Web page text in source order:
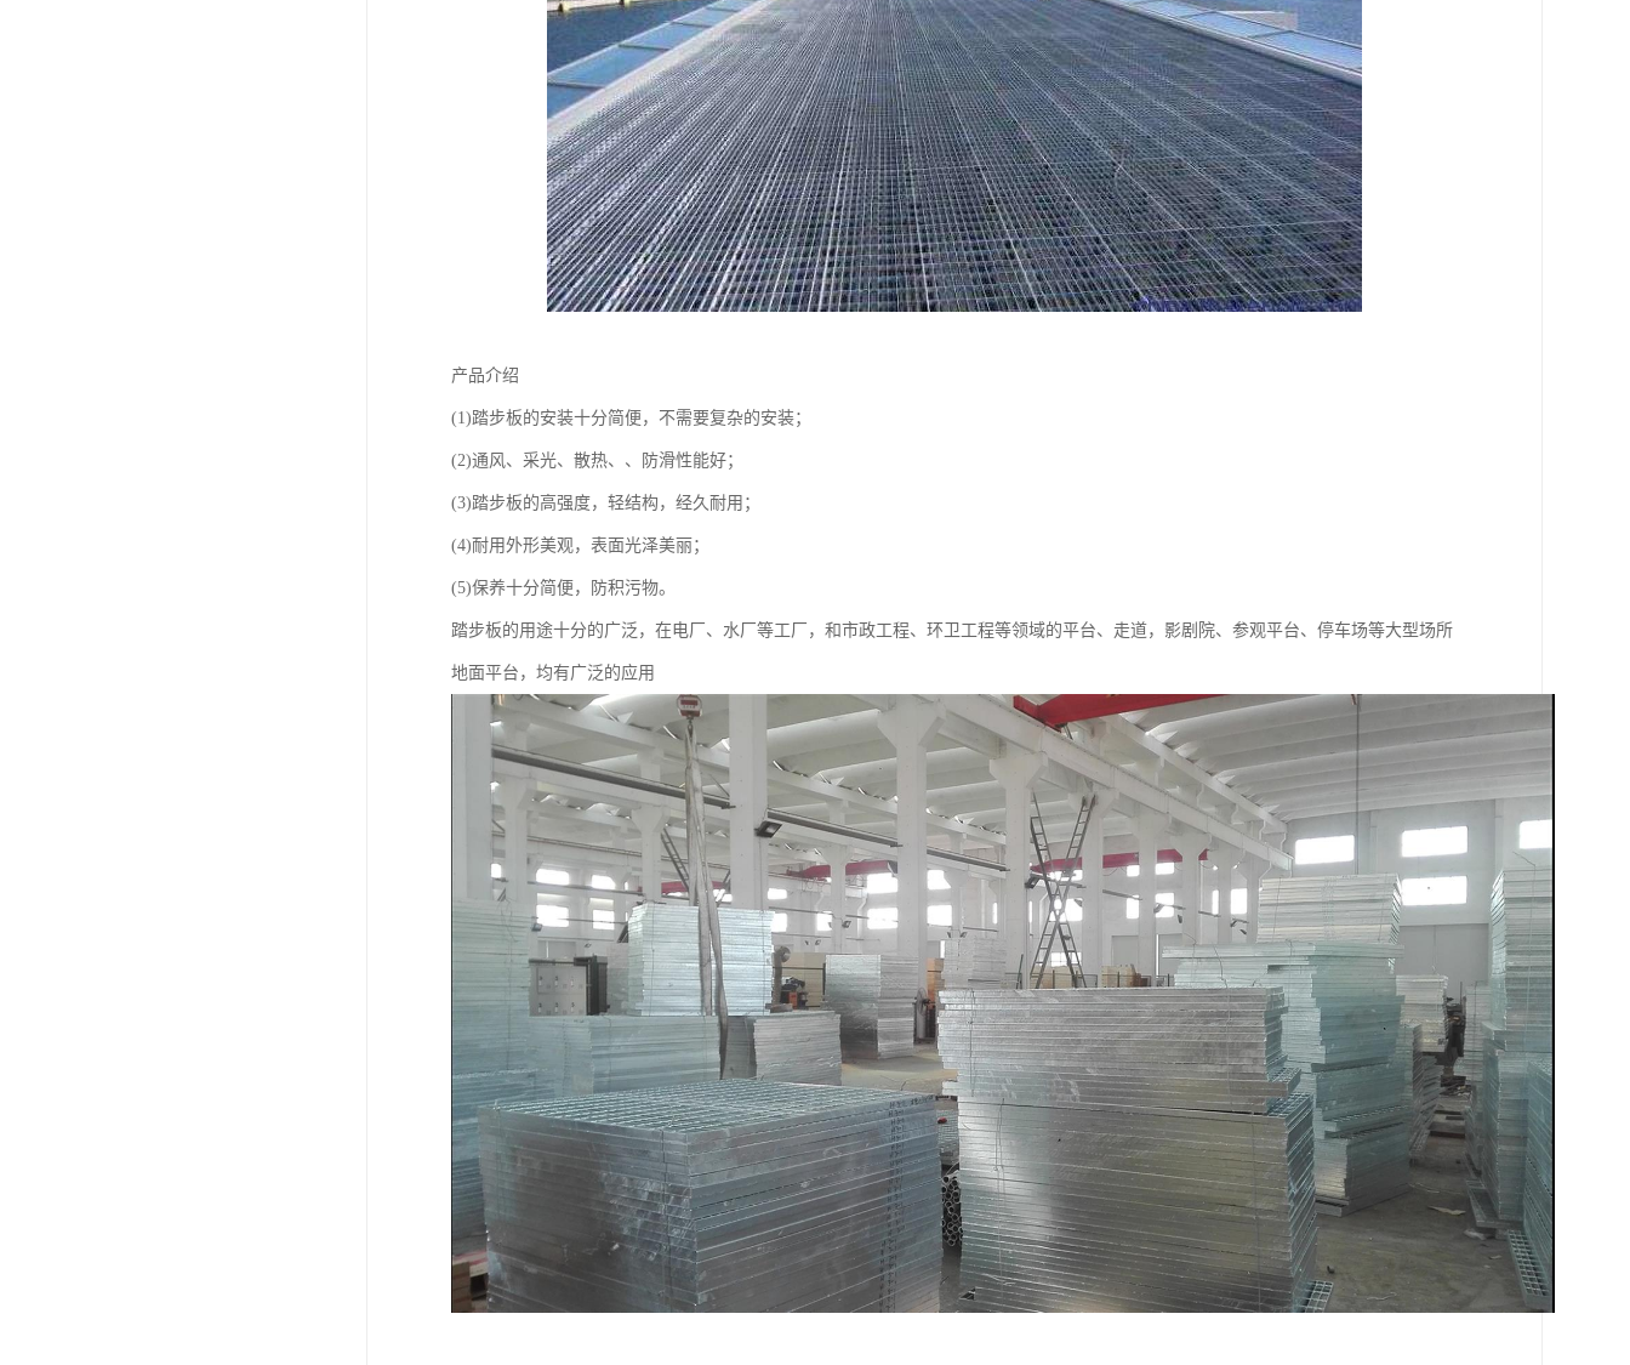
产品介绍
(1)踏步板的安装十分简便，不需要复杂的安装；
(2)通风、采光、散热、、防滑性能好；
(3)踏步板的高强度，轻结构，经久耐用；
(4)耐用外形美观，表面光泽美丽；
(5)保养十分简便，防积污物。
踏步板的用途十分的广泛，在电厂、水厂等工厂，和市政工程、环卫工程等领域的平台、走道，影剧院、参观平台、停车场等大型场所
地面平台，均有广泛的应用